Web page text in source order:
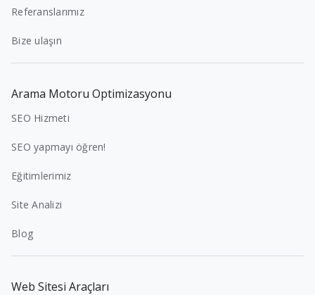
Referanslarımız
Bize ulaşın
Arama Motoru Optimizasyonu
SEO Hizmeti
SEO yapmayı öğren!
Eğitimlerimiz
Site Analizi
Blog
Web Sitesi Araçları